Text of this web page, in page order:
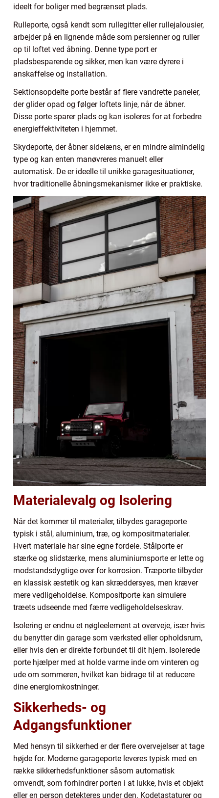
ideelt for boliger med begrænset plads.
Rulleporte, også kendt som rullegitter eller rullejalousier,
arbejder på en lignende måde som persienner og ruller
op til loftet ved åbning. Denne type port er
pladsbesparende og sikker, men kan være dyrere i
anskaffelse og installation.
Sektionsopdelte porte består af flere vandrette paneler,
der glider opad og følger loftets linje, når de åbner.
Disse porte sparer plads og kan isoleres for at forbedre
energieffektiviteten i hjemmet.
Skydeporte, der åbner sidelæns, er en mindre almindelig
type og kan enten manøvreres manuelt eller
automatisk. De er ideelle til unikke garagesituationer,
hvor traditionelle åbningsmekanismer ikke er praktiske.
Materialevalg og Isolering
Når det kommer til materialer, tilbydes garageporte
typisk i stål, aluminium, træ, og kompositmaterialer.
Hvert materiale har sine egne fordele. Stålporte er
stærke og slidstærke, mens aluminiumsporte er lette og
modstandsdygtige over for korrosion. Træporte tilbyder
en klassisk æstetik og kan skræddersyes, men kræver
mere vedligeholdelse. Kompositporte kan simulere
træets udseende med færre vedligeholdelseskrav.
Isolering er endnu et nøgleelement at overveje, især hvis
du benytter din garage som værksted eller opholdsrum,
eller hvis den er direkte forbundet til dit hjem. Isolerede
porte hjælper med at holde varme inde om vinteren og
ude om sommeren, hvilket kan bidrage til at reducere
dine energiomkostninger.
Sikkerheds- og
Adgangsfunktioner
Med hensyn til sikkerhed er der flere overvejelser at tage
højde for. Moderne garageporte leveres typisk med en
række sikkerhedsfunktioner såsom automatisk
omvendt, som forhindrer porten i at lukke, hvis et objekt
eller en person detekteres under den. Kodetastaturer og